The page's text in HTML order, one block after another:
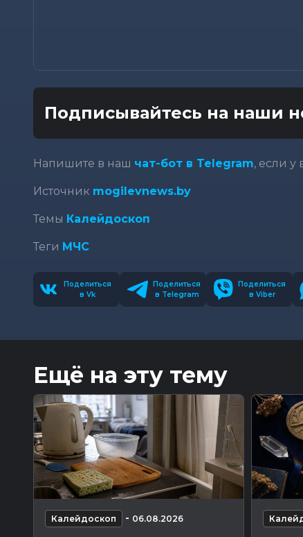
Подписывайтесь на наши
Напишите в наш чат-бот в Telegram, если у
Источник mogilevnews.by
Темы Калейдоскоп
Теги МЧС
Поделиться
в Vk
Поделиться
в Telegram
Поделиться
в Viber
Ещё на эту тему
Калейдоскоп - 06.08.2026